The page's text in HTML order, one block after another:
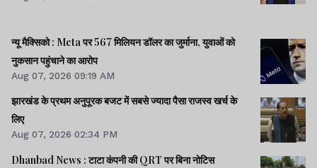
न्यू मैक्सिको : Meta पर 567 मिलियन डॉलर का जुर्माना, युवाओं को
नुकसान पहुंचाने का आरोप
Aug 07, 2026 09:19 AM
झारखंड के प्रथम अनुपूरक बजट में सबसे ज्यादा पैसा राजस्व खर्च के
लिए
Aug 07, 2026 02:34 PM
Dhanbad News : टाटा कंपनी की QRT पर बिना नोटिस